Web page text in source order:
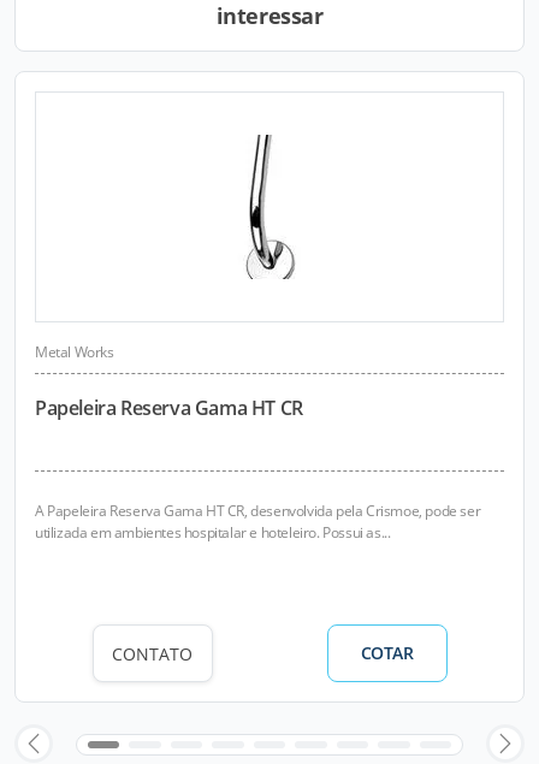
interessar
Metal Works
Papeleira Reserva Gama HT CR
A Papeleira Reserva Gama HT CR, desenvolvida pela Crismoe, pode ser
utilizada em ambientes hospitalar e hoteleiro. Possui as...
CONTATO COTAR